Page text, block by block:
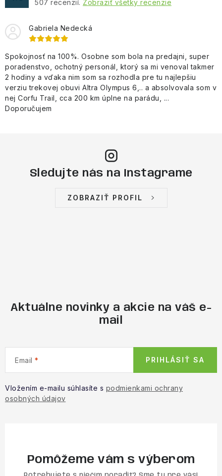
507 recenzií. Zobraziť všetky recenzie
Gabriela Nedecká
Spokojnosť na 100%. Osobne som bola na predajni, super
poradenstvo, ochotný personál, ktorý sa mi venoval takmer
2 hodiny a vďaka nim som sa rozhodla pre tu najlepšiu
verziu trekovej obuvi Altra Olympus 6,.. a absolvovala som v
nej Corfu Trail, cca 200 km úplne na parádu, ...
Doporučujem
Sledujte nás na Instagrame
ZOBRAZIŤ PROFIL
Aktuálne novinky a akcie na váš e-
mail
Email
Vložením e-mailu súhlasíte s podmienkami ochrany
osobných údajov
PRIHLÁSIŤ SA
Pomôžeme vám s výberom